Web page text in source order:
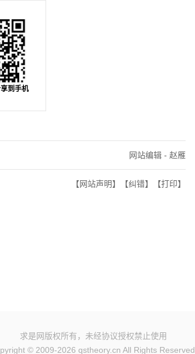
到手机
网站编辑 - 赵雁
【网站声明】 【纠错】 【打印】
求是网版权所有，未经协议授权禁止使用
© 2009-2026 qstheory.cn All Rights Reserved.